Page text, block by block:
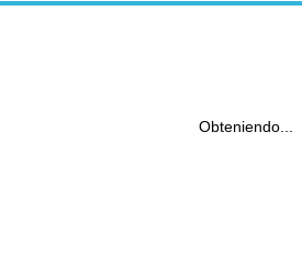
Obteniendo...